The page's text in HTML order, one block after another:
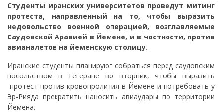
Студенты иранских университетов проведут митинг
протеста, направленный на то, чтобы выразить
недовольство военной операцией, возглавляемые
Саудовской Аравией в Йемене, и в частности, против
авианалетов на йеменскую столицу.
Иранские студенты планируют собраться перед саудовским
посольством в Тегеране во вторник, чтобы выразить
протест против кровопролития в Йемене и потребовать у
Эр-Рияда прекратить наносить авиаудары по территории
Йемена.